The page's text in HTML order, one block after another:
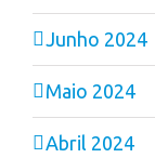
Junho 2024
Maio 2024
Abril 2024